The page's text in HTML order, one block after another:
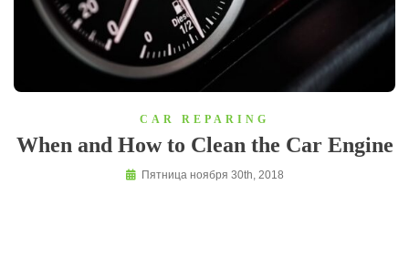
CAR REPARING
When and How to Clean the Car Engine
Пятница ноября 30th, 2018